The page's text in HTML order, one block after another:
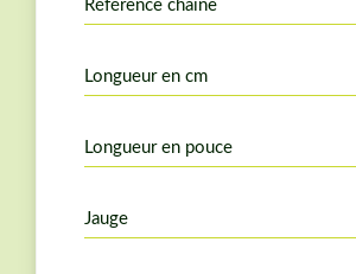
Longueur en cm
Longueur en pouce
Jauge